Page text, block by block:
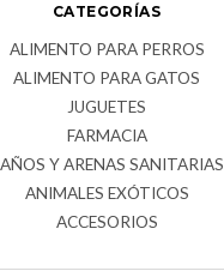
CATEGORÍAS
ALIMENTO PARA PERROS
ALIMENTO PARA GATOS
JUGUETES
FARMACIA
Y ARENAS SANITARIAS
ANIMALES EXÓTICOS
ACCESORIOS